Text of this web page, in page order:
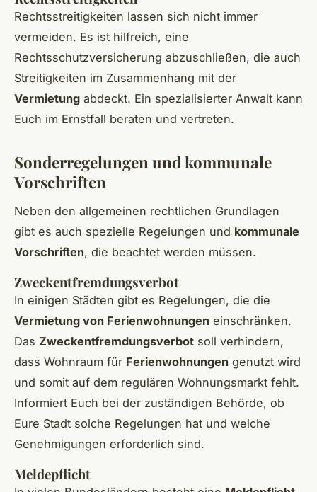
Rechtsstreitigkeiten lassen sich nicht immer
vermeiden. Es ist hilfreich, eine
Rechtsschutzversicherung abzuschließen, die auch
Streitigkeiten im Zusammenhang mit der
Vermietung abdeckt. Ein spezialisierter Anwalt kann
Euch im Ernstfall beraten und vertreten.
Sonderregelungen und kommunale
Vorschriften
Neben den allgemeinen rechtlichen Grundlagen
gibt es auch spezielle Regelungen und kommunale
Vorschriften, die beachtet werden müssen.
Zweckentfremdungsverbot
In einigen Städten gibt es Regelungen, die die
Vermietung von Ferienwohnungen einschränken.
Das Zweckentfremdungsverbot soll verhindern,
dass Wohnraum für Ferienwohnungen genutzt wird
und somit auf dem regulären Wohnungsmarkt fehlt.
Informiert Euch bei der zuständigen Behörde, ob
Eure Stadt solche Regelungen hat und welche
Genehmigungen erforderlich sind.
Meldepflicht